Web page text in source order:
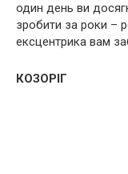
один день ви
зробити за роки –
ексцентрика вам
КОЗОРІГ